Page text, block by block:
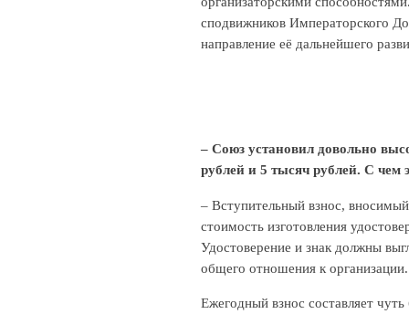
сподвижников Императорского
направление её дальнейшего
– Союз установил довольно
рублей и 5 тысяч рублей. С чем
– Вступительный взнос,
стоимость изготовления
Удостоверение и знак должны
общего отношения к
Ежегодный взнос составляет